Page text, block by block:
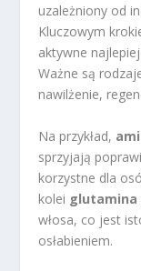
uzależniony od
Kluczowym
aktywne
Ważne są
nawilżenie,
Na przykład,
sprzyjają
korzystne dla
kolei glutamina
włosa, co jest
osłabieniem.